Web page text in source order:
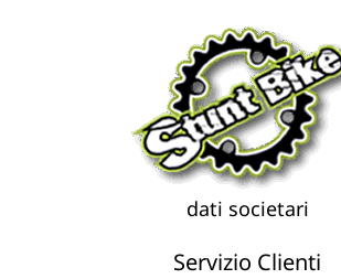
dati societari
Servizio Clienti